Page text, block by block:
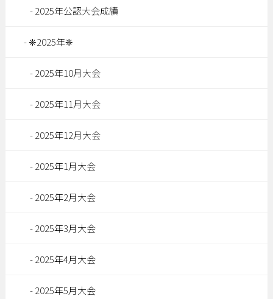
2025年公認大会成績
❈2025年❈
2025年10月大会
2025年11月大会
2025年12月大会
2025年1月大会
2025年2月大会
2025年3月大会
2025年4月大会
2025年5月大会